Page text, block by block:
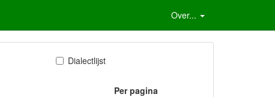
Over...
Dialectlijst
Per pagina